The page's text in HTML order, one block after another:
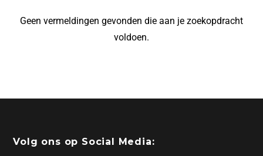
Geen vermeldingen gevonden die aan je zoekopdracht
voldoen.
Volg ons op Social Media: